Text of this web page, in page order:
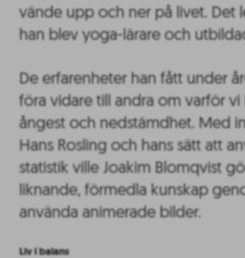
vände upp och ner på livet. Det
han blev yoga-lärare och
De erfarenheter han fått under
föra vidare till andra om varför vi
ångest och nedstämdhet. Med
Hans Rosling och hans sätt att
statistik ville Joakim Blomqvist
liknande, förmedla kunskap
använda animerade bilder.
Liv i balans